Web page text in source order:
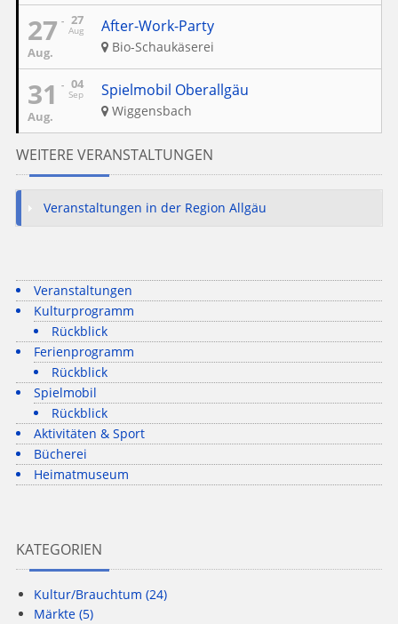
27
Aug
27
Aug.
After-Work-Party
Bio-Schaukäserei
04
Sep
31
Aug.
Spielmobil Oberallgäu
Wiggensbach
WEITERE VERANSTALTUNGEN
Veranstaltungen in der Region Allgäu
Veranstaltungen
Kulturprogramm
Rückblick
Ferienprogramm
Rückblick
Spielmobil
Rückblick
Aktivitäten & Sport
Bücherei
Heimatmuseum
KATEGORIEN
Kultur/Brauchtum (24)
Märkte (5)